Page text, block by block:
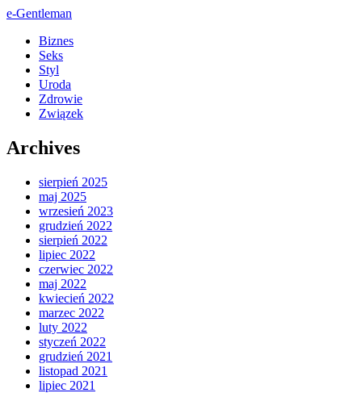
e-Gentleman
Biznes
Seks
Styl
Uroda
Zdrowie
Związek
Archives
sierpień 2025
maj 2025
wrzesień 2023
grudzień 2022
sierpień 2022
lipiec 2022
czerwiec 2022
maj 2022
kwiecień 2022
marzec 2022
luty 2022
styczeń 2022
grudzień 2021
listopad 2021
lipiec 2021